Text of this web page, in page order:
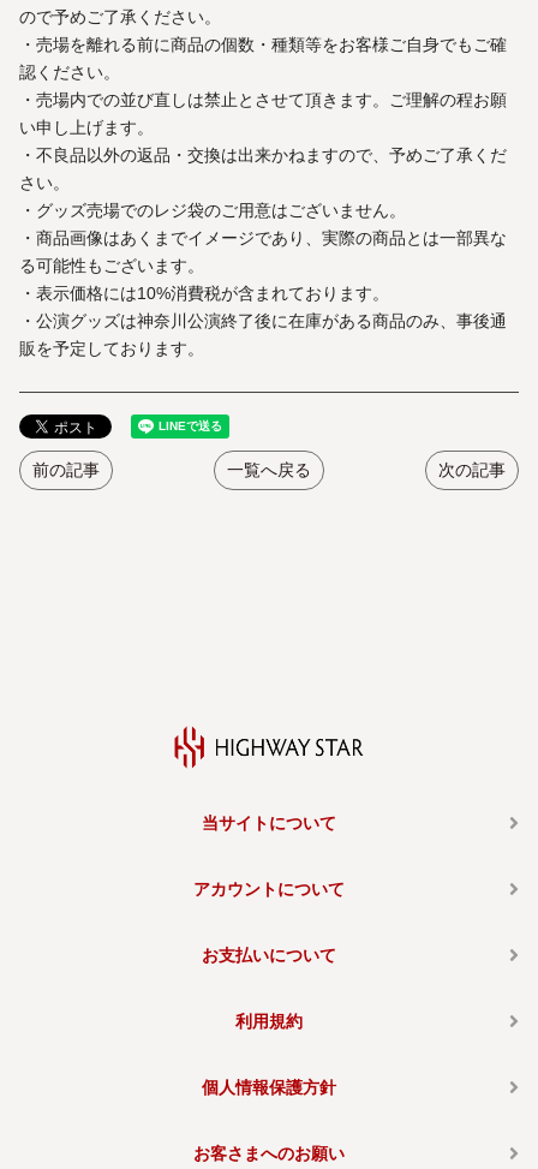
ので予めご了承ください。
・売場を離れる前に商品の個数・種類等をお客様ご自身でもご確
認ください。
・売場内での並び直しは禁止とさせて頂きます。ご理解の程お願
い申し上げます。
・不良品以外の返品・交換は出来かねますので、予めご了承くだ
さい。
・グッズ売場でのレジ袋のご用意はございません。
・商品画像はあくまでイメージであり、実際の商品とは一部異な
る可能性もございます。
・表示価格には10%消費税が含まれております。
・公演グッズは神奈川公演終了後に在庫がある商品のみ、事後通
販を予定しております。
前の記事 一覧へ戻る 次の記事
当サイトについて
アカウントについて
お支払いについて
利用規約
個人情報保護方針
お客さまへのお願い